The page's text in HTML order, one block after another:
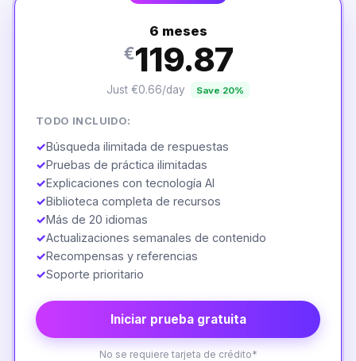
6 meses
€119.87
Just €0.66/day Save 20%
TODO INCLUIDO:
✓Búsqueda ilimitada de respuestas
✓Pruebas de práctica ilimitadas
✓Explicaciones con tecnología AI
✓Biblioteca completa de recursos
✓Más de 20 idiomas
✓Actualizaciones semanales de contenido
✓Recompensas y referencias
✓Soporte prioritario
Iniciar prueba gratuita
No se requiere tarjeta de crédito*